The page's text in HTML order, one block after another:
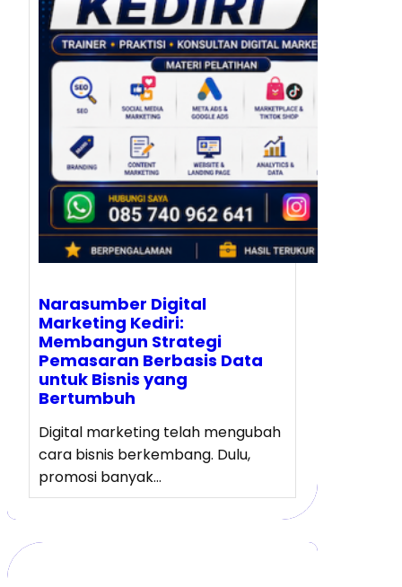
Narasumber Digital
Marketing Kediri:
Membangun Strategi
Pemasaran Berbasis Data
untuk Bisnis yang
Bertumbuh
Digital marketing telah mengubah
cara bisnis berkembang. Dulu,
promosi banyak…